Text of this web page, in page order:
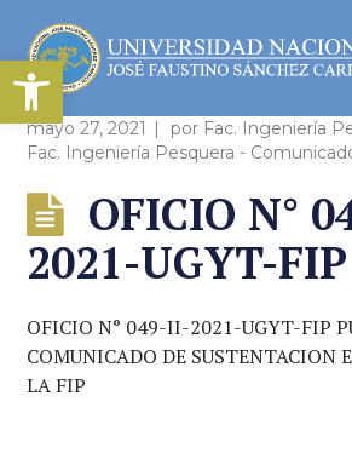
mayo 27, 2021 por Fac. Ingeniería
Fac. Ingeniería Pesquera -
OFICIO N°
2021-UGYT-FIP
OFICIO N° 049-II-2021-UGYT-FIP
COMUNICADO DE SUSTENTACION
LA FIP
Abrir barra de